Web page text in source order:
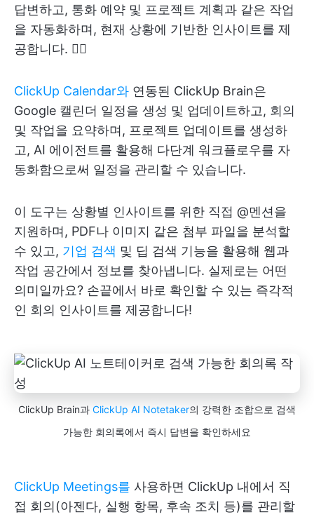
답변하고, 통화 예약 및 프로젝트 계획과 같은 작업
을 자동화하며, 현재 상황에 기반한 인사이트를 제
공합니다. 👇🏼
ClickUp Calendar와 연동된 ClickUp Brain은
Google 캘린더 일정을 생성 및 업데이트하고, 회의
및 작업을 요약하며, 프로젝트 업데이트를 생성하
고, AI 에이전트를 활용해 다단계 워크플로우를 자
동화함으로써 일정을 관리할 수 있습니다.
이 도구는 상황별 인사이트를 위한 직접 @멘션을
지원하며, PDF나 이미지 같은 첨부 파일을 분석할
수 있고, 기업 검색 및 딥 검색 기능을 활용해 웹과
작업 공간에서 정보를 찾아냅니다. 실제로는 어떤
의미일까요? 손끝에서 바로 확인할 수 있는 즉각적
인 회의 인사이트를 제공합니다!
ClickUp Brain과 ClickUp AI Notetaker의 강력한 조합으로 검색
가능한 회의록에서 즉시 답변을 확인하세요
ClickUp Meetings를 사용하면 ClickUp 내에서 직
접 회의(아젠다, 실행 항목, 후속 조치 등)를 관리할